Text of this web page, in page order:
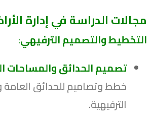
مجالات الدراسة في إدارة
التخطيط والتصميم الترفيهي:
تصميم الحدائق والمساحات
خطط وتصاميم للحدائق العامة
الترفيهية.